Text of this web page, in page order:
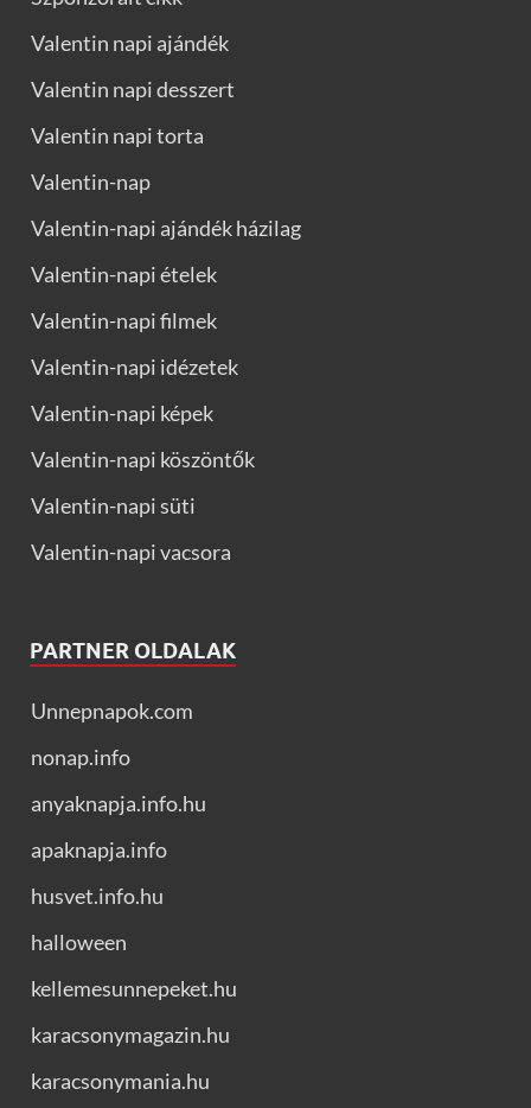
Valentin napi ajándék
Valentin napi desszert
Valentin napi torta
Valentin-nap
Valentin-napi ajándék házilag
Valentin-napi ételek
Valentin-napi filmek
Valentin-napi idézetek
Valentin-napi képek
Valentin-napi köszöntők
Valentin-napi süti
Valentin-napi vacsora
PARTNER OLDALAK
Unnepnapok.com
nonap.info
anyaknapja.info.hu
apaknapja.info
husvet.info.hu
halloween
kellemesunnepeket.hu
karacsonymagazin.hu
karacsonymania.hu